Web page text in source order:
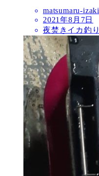
matsumaru-izaki
2021年8月7日
夜焚きイカ釣り